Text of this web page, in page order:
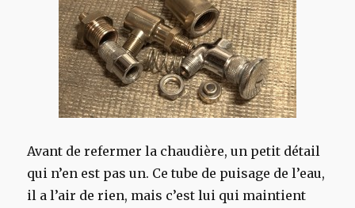
Avant de refermer la chaudière, un petit détail
qui n’en est pas un. Ce tube de puisage de l’eau,
il a l’air de rien, mais c’est lui qui maintient